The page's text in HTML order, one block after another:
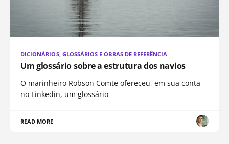
DICIONÁRIOS, GLOSSÁRIOS E OBRAS DE REFERÊNCIA
Um glossário sobre a estrutura dos navios
O marinheiro Robson Comte ofereceu, em sua conta
no Linkedin, um glossário
READ MORE